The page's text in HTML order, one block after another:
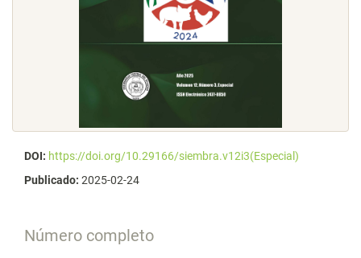
DOI: https://doi.org/10.29166/siembra.v12i3(Especial)
Publicado: 2025-02-24
Número completo